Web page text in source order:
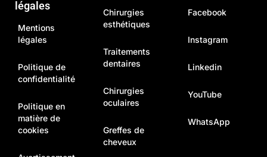
légales
Mentions
légales
Politique de
confidentialité
Politique en
matière de
cookies
Chirurgies
esthétiques
Traitements
dentaires
Chirurgies
oculaires
Greffes de
cheveux
Facebook
Instagram
Linkedin
YouTube
WhatsApp